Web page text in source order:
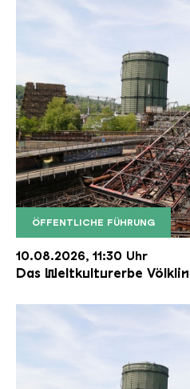
ÖFFENTLICHE FÜHRUNG
Der Erzschrägaufzug
Copyright:
10.08.2026, 11:30 Uhr
Das Weltkulturerbe